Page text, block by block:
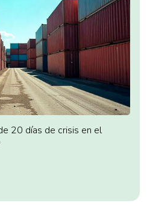
20 días de crisis en el